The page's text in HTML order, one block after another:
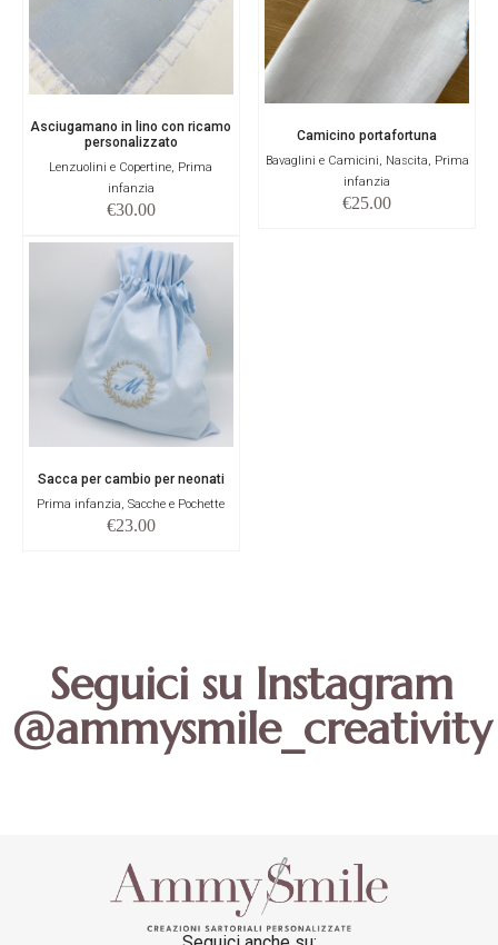
Asciugamano in lino con ricamo
personalizzato
Lenzuolini e Copertine, Prima
infanzia
€30.00
Camicino portafortuna
Bavaglini e Camicini, Nascita, Prima
infanzia
€25.00
Sacca per cambio per neonati
Prima infanzia, Sacche e Pochette
€23.00
Seguici su Instagram
@ammysmile_creativity